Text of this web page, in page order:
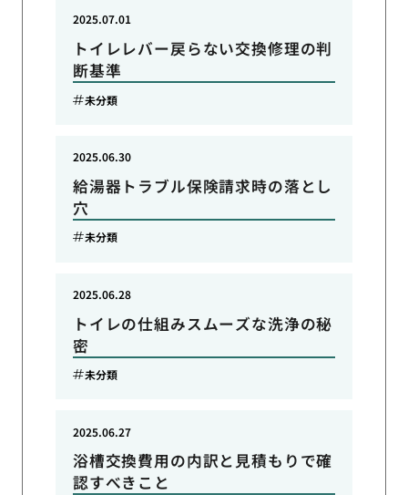
トイレレバー戻らない交換修理の判
断基準
2025.07.01
未分類
給湯器トラブル保険請求時の落とし
穴
2025.06.30
未分類
トイレの仕組みスムーズな洗浄の秘
密
2025.06.28
未分類
浴槽交換費用の内訳と見積もりで確
認すべきこと
2025.06.27